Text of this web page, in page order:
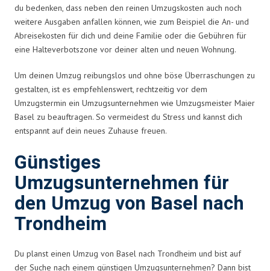
du bedenken, dass neben den reinen Umzugskosten auch noch
weitere Ausgaben anfallen können, wie zum Beispiel die An- und
Abreisekosten für dich und deine Familie oder die Gebühren für
eine Halteverbotszone vor deiner alten und neuen Wohnung.
Um deinen Umzug reibungslos und ohne böse Überraschungen zu
gestalten, ist es empfehlenswert, rechtzeitig vor dem
Umzugstermin ein Umzugsunternehmen wie Umzugsmeister Maier
Basel zu beauftragen. So vermeidest du Stress und kannst dich
entspannt auf dein neues Zuhause freuen.
Günstiges
Umzugsunternehmen für
den Umzug von Basel nach
Trondheim
Du planst einen Umzug von Basel nach Trondheim und bist auf
der Suche nach einem günstigen Umzugsunternehmen? Dann bist